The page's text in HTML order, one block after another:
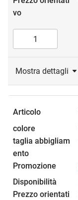
Mostra dettagli